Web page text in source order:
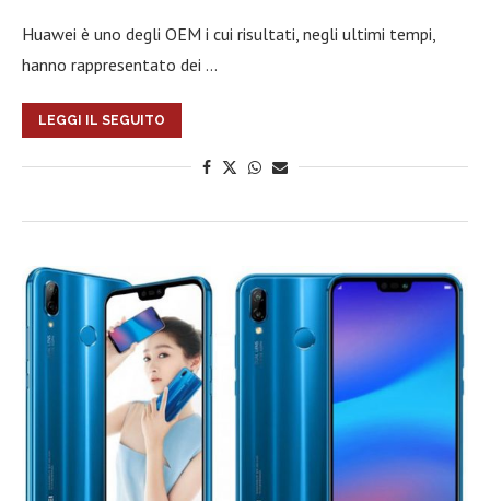
Huawei è uno degli OEM i cui risultati, negli ultimi tempi,
hanno rappresentato dei …
LEGGI IL SEGUITO